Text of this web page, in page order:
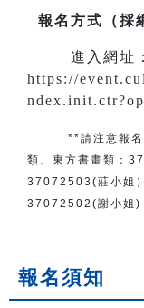
報名方式（採
進入網址：
https://
**請注意報名時
類、東方書畫類：
37072503(莊小姐）
37072502(謝小姐)
報名須知